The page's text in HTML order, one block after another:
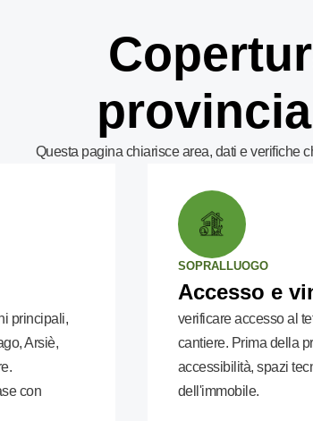
Questa pagina chiarisce area, dati e verifiche
principali,
Arsiè,
con
SOPRALLUOGO
Accesso e
verificare accesso al
cantiere. Prima della
accessibilità, spazi
dell'immobile.